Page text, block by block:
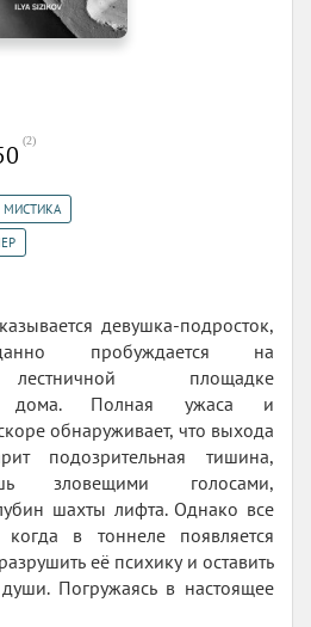
(2)
МИСТИКА
девушка-подросток,
пробуждается на
площадке
дома. Полная ужаса и
обнаруживает, что выхода
подозрительная тишина,
зловещими голосами,
шахты лифта. Однако все
когда в тоннеле появляется
её психику и оставить
Погружаясь в настоящее